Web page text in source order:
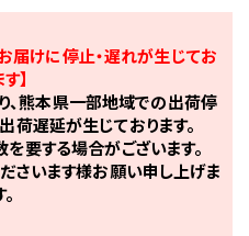
届けに停止・遅れが生じてお
】
熊本県一部地域での出荷停
荷遅延が生じております。
要する場合がございます。
さいます様お願い申し上げま